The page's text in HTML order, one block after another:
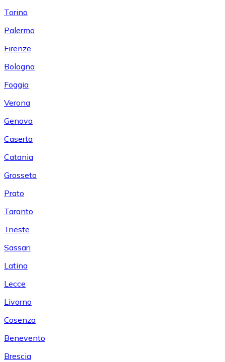
Torino
Palermo
Firenze
Bologna
Foggia
Verona
Genova
Caserta
Catania
Grosseto
Prato
Taranto
Trieste
Sassari
Latina
Lecce
Livorno
Cosenza
Benevento
Brescia